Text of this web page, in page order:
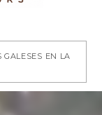
Galeses en la